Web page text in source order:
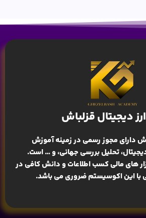
دیجیتال قزلباش
دارای مجوز رسمی در زمینهآموزش
تحلیل بررسی جهانی، و … است.
های مالی کسب اطلاعات و دانش کافی در
با این اکوسیستم ضروری می باشد.